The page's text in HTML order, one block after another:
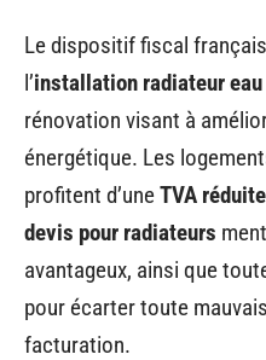
Le dispositif fiscal
l’installation radiateur eau
rénovation visant à
énergétique. Les
profitent d’uneTVA réduite
devis pour radiateurs
avantageux, ainsi que
pour écarter toute
facturation.